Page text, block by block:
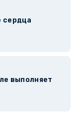
сердца
выполняет